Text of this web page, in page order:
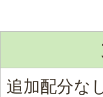
追加配分な